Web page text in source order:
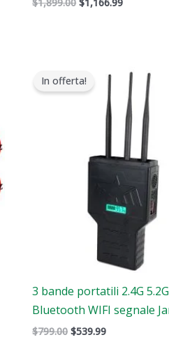
$1,899.00 $1,166.99
In offerta!
3 bande portatili 2.4G
Bluetooth WIFI segnale
$799.00
originale
$799.00.
$539.99
prezzo
attuale
è:
$539.99.